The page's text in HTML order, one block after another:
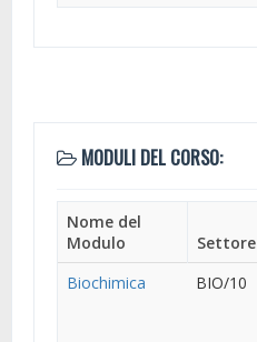
MODULI DEL CORSO:
Nome del
Modulo
Settore
Biochimica
BIO/10